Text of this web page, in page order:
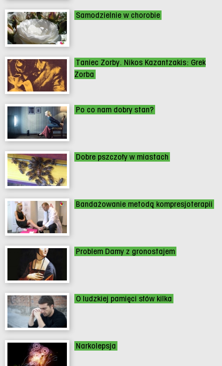
Samodzielnie w chorobie
Taniec Zorby. Nikos Kazantzakis: Grek
Zorba
Po co nam dobry stan?
Dobre pszczoły w miastach
Bandażowanie metodą kompresjoterapii
Problem Damy z gronostajem
O ludzkiej pamięci słów kilka
Narkolepsja